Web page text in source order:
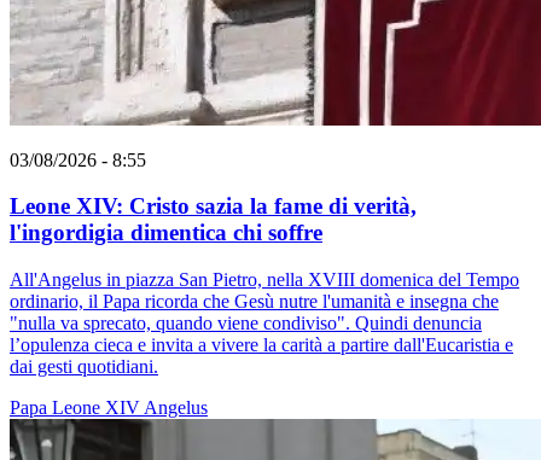
03/08/2026 - 8:55
Leone XIV: Cristo sazia la fame di verità,
l'ingordigia dimentica chi soffre
All'Angelus in piazza San Pietro, nella XVIII domenica del Tempo
ordinario, il Papa ricorda che Gesù nutre l'umanità e insegna che
"nulla va sprecato, quando viene condiviso". Quindi denuncia
l’opulenza cieca e invita a vivere la carità a partire dall'Eucaristia e
dai gesti quotidiani.
Papa Leone XIV Angelus